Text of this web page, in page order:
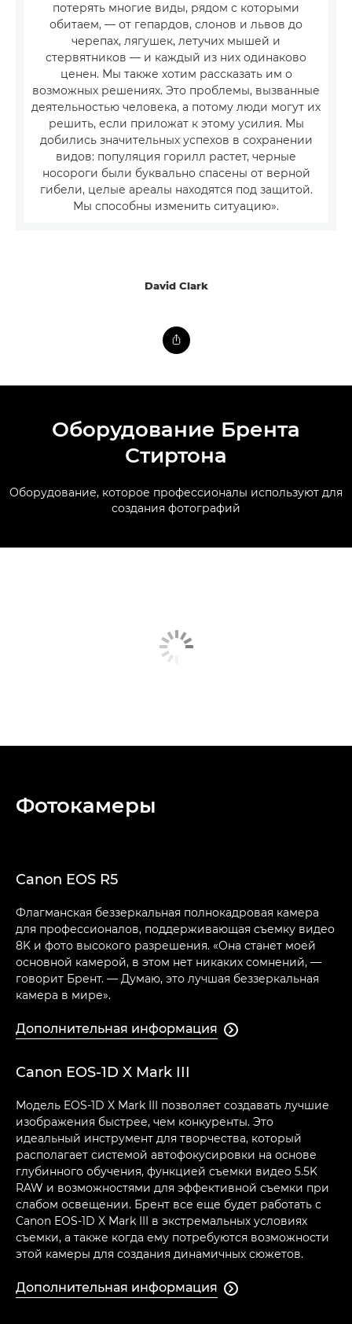
потерять многие виды, рядом с которыми
обитаем, — от гепардов, слонов и львов до
черепах, лягушек, летучих мышей и
стервятников — и каждый из них одинаково
ценен. Мы также хотим рассказать им о
возможных решениях. Это проблемы, вызванные
деятельностью человека, а потому люди могут их
решить, если приложат к этому усилия. Мы
добились значительных успехов в сохранении
видов: популяция горилл растет, черные
носороги были буквально спасены от верной
гибели, целые ареалы находятся под защитой.
Мы способны изменить ситуацию».
David Clark
Оборудование Брента
Стиртона
Оборудование, которое профессионалы используют для
создания фотографий
Фотокамеры
Canon EOS R5
Флагманская беззеркальная полнокадровая камера
для профессионалов, поддерживающая съемку видео
8K и фото высокого разрешения. «Она станет моей
основной камерой, в этом нет никаких сомнений, —
говорит Брент. — Думаю, это лучшая беззеркальная
камера в мире».
Дополнительная информация 
Canon EOS-1D X Mark III
Модель EOS-1D X Mark III позволяет создавать лучшие
изображения быстрее, чем конкуренты. Это
идеальный инструмент для творчества, который
располагает системой автофокусировки на основе
глубинного обучения, функцией съемки видео 5.5K
RAW и возможностями для эффективной съемки при
слабом освещении. Брент все еще будет работать с
Canon EOS-1D X Mark III в экстремальных условиях
съемки, а также когда ему потребуются возможности
этой камеры для создания динамичных сюжетов.
Дополнительная информация 